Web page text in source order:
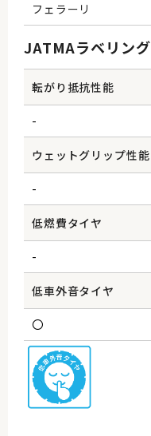
フェラーリ
JATMAラベリング
転がり抵抗性能
-
ウェットグリップ性能
-
低燃費タイヤ
-
低車外音タイヤ
〇